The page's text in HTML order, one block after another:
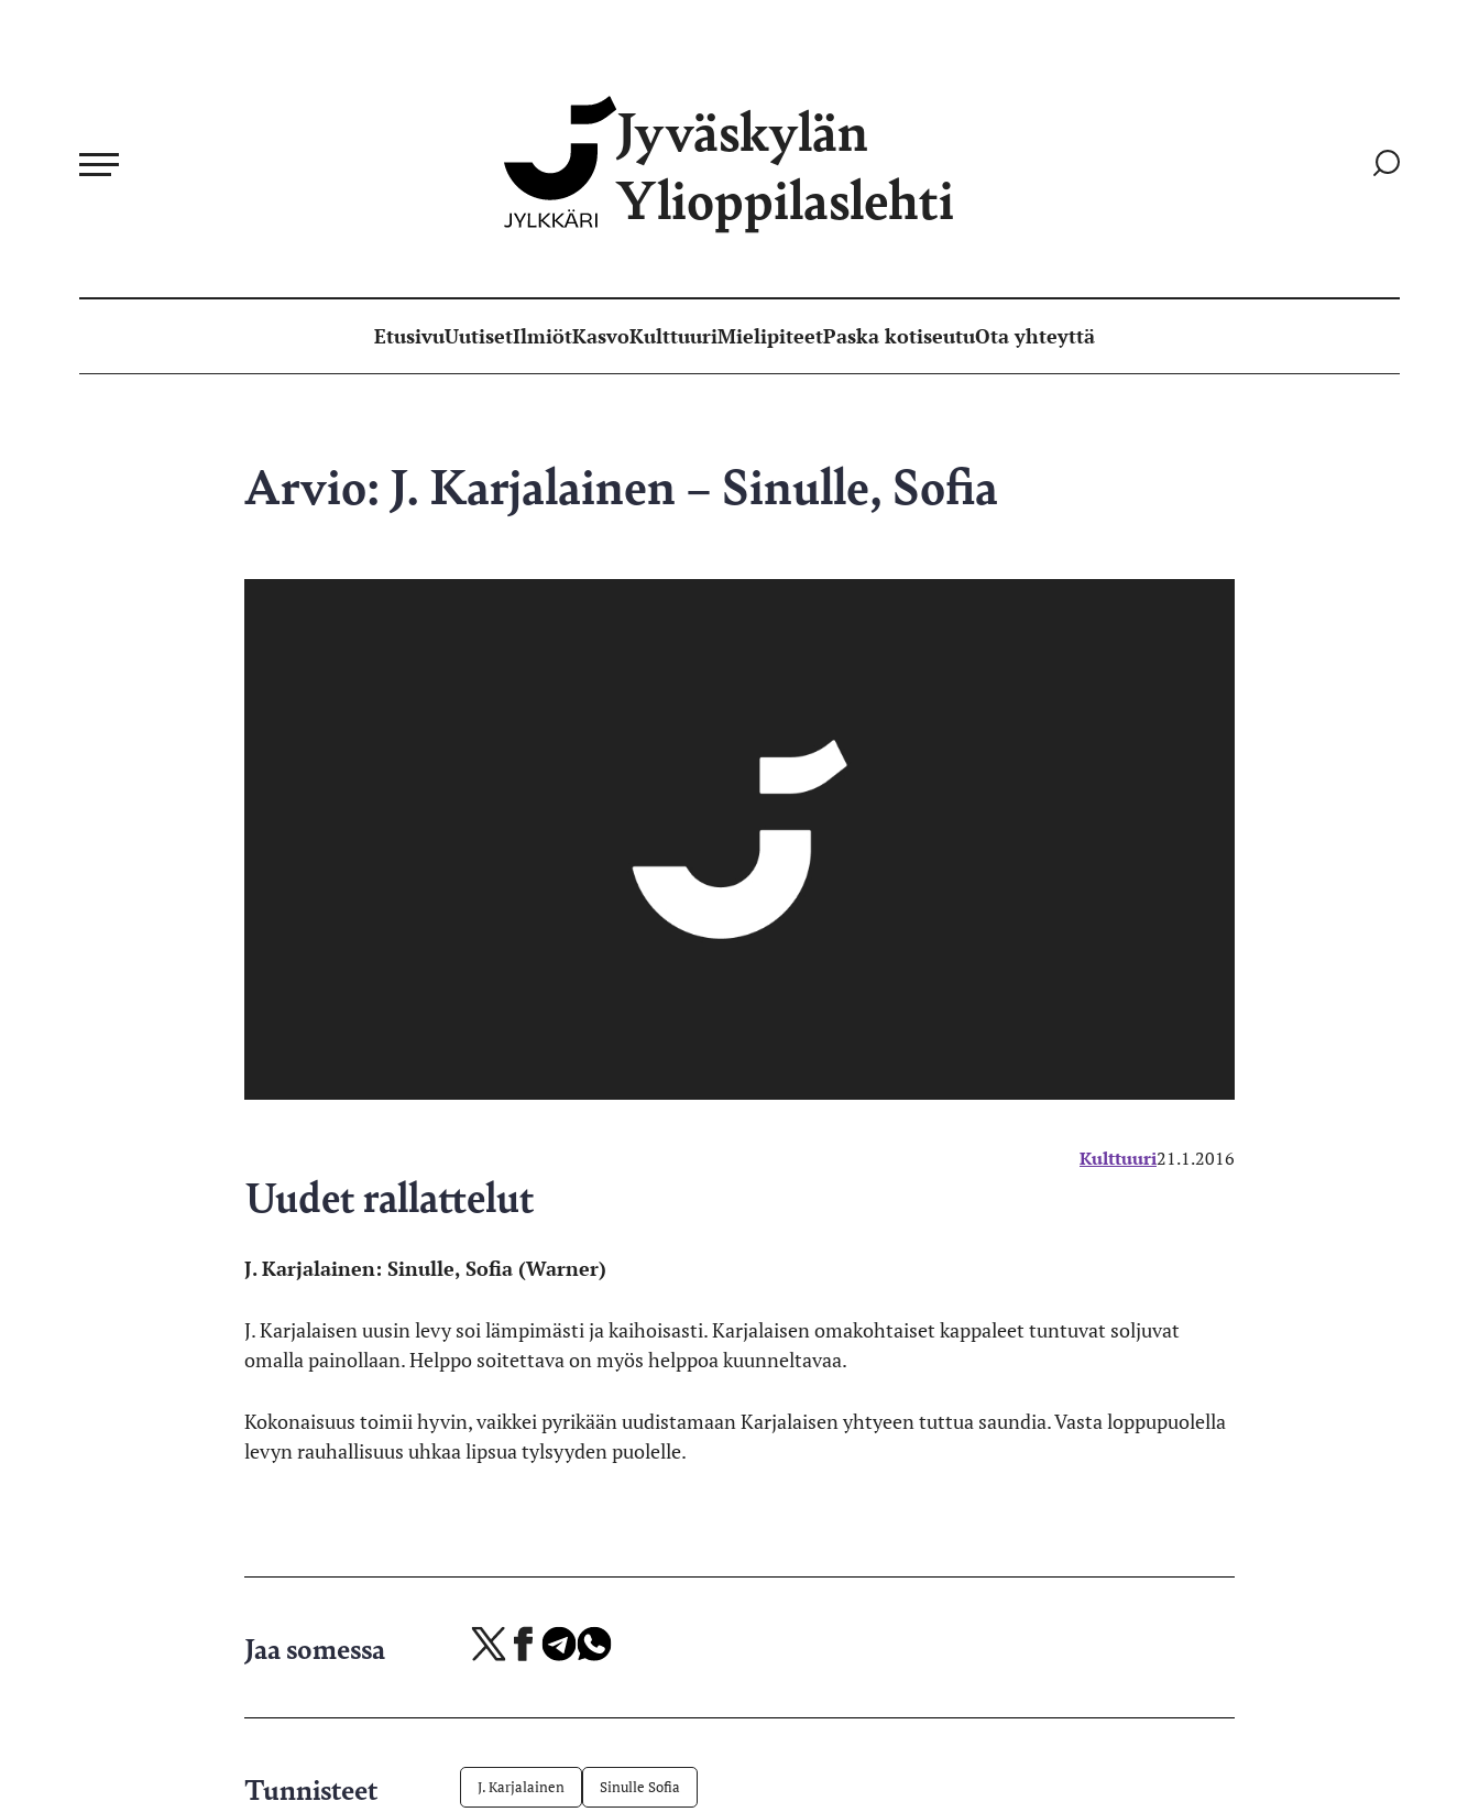
Jyväskylän
Ylioppilaslehti
Siirry
EtusivuUutisetIlmiötKasvoKulttuuriMielipiteetPaska kotiseutuOta yhteyttä
Arvio: J. Karjalainen – Sinulle, Sofia
Kulttuuri21.1.2016
Uudet rallattelut
J. Karjalainen: Sinulle, Sofia (Warner)
J. Karjalaisen uusin levy soi lämpimästi ja kaihoisasti. Karjalaisen omakohtaiset kappaleet tuntuvat soljuvat
omalla painollaan. Helppo soitettava on myös helppoa kuunneltavaa.
Kokonaisuus toimii hyvin, vaikkei pyrikään uudistamaan Karjalaisen yhtyeen tuttua saundia. Vasta loppupuolella
levyn rauhallisuus uhkaa lipsua tylsyyden puolelle.
Jaa somessa
Jaa
palvelussa
Jaa Jaa Jaa
Tunnisteet J. Karjalainen Sinulle Sofia